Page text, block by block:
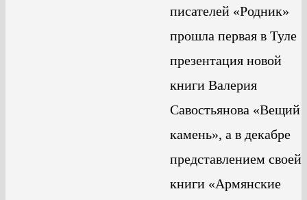
писателей «Родник»
прошла первая в Туле
презентация новой
книги Валерия
Савостьянова «Вещий
камень», а в декабре
представлением своей
книги «Армянские